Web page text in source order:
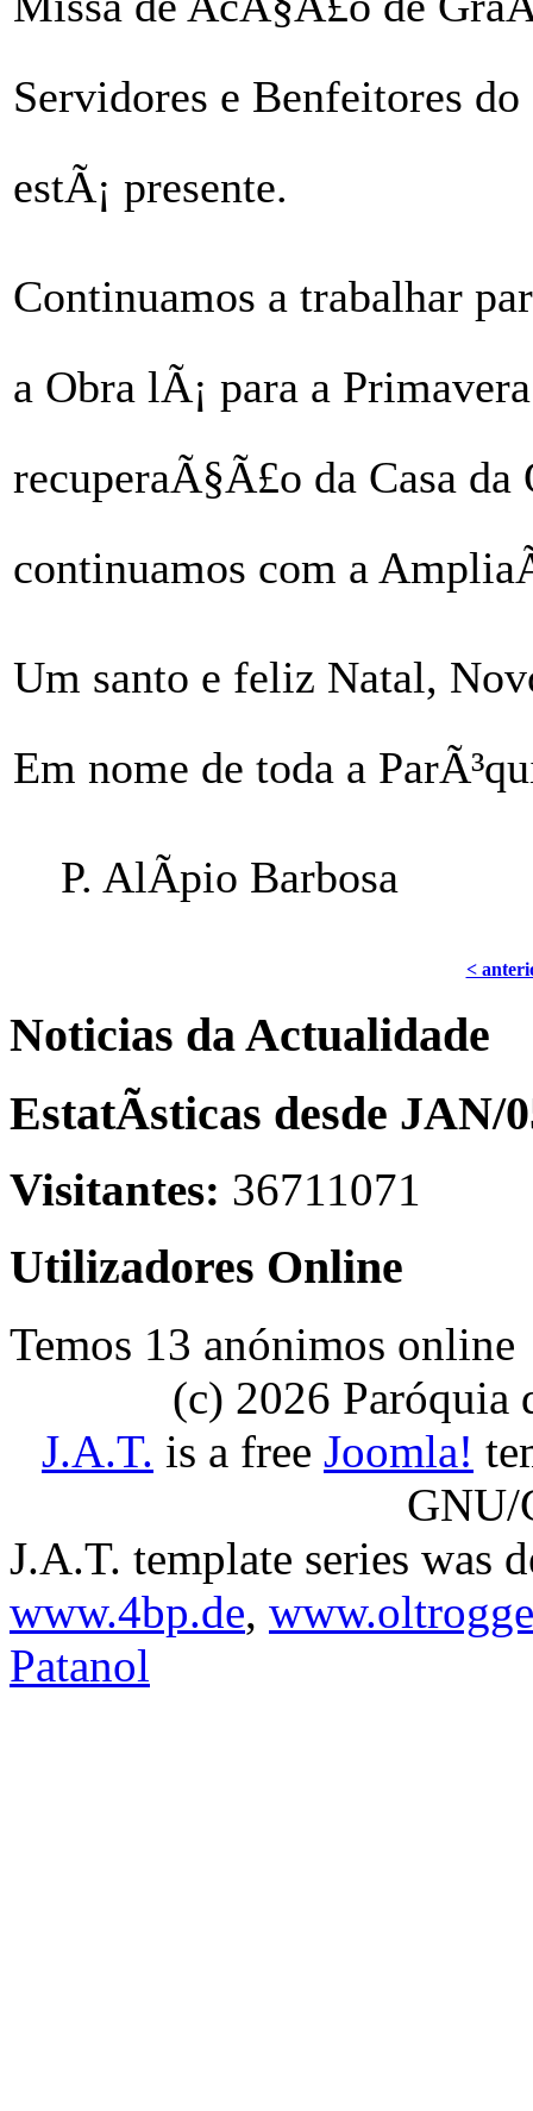
Servidores e Benfeitores
estÃ¡ presente.
Continuamos a trabalhar
a Obra lÃ¡ para a
recuperaÃ§Ã£o da Casa da
continuamos com a
Um santo e feliz Natal,
Em nome de toda a
P. AlÃ­pio Barbosa
<
Noticias da Actualidade
EstatÃ­sticas desde JAN/
Visitantes: 36711071
Utilizadores Online
Temos 13 anónimos online
(c) 2026 Paróquia
J.A.T. is a free Joomla!
GNU/
J.A.T. template series was
www.4bp.de,
Patanol